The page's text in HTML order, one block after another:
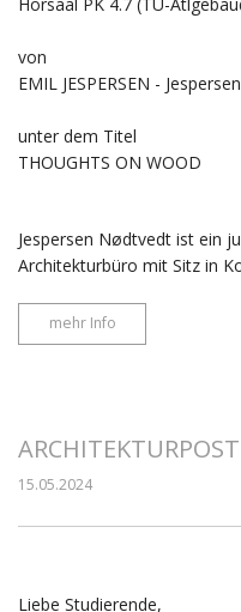
von
EMIL JESPERSEN -
unter dem Titel
THOUGHTS ON WOOD
Jespersen Nødtvedt ist ein
Architekturbüro mit Sitz in
mehr Info
15.05.2024
Liebe Studierende,